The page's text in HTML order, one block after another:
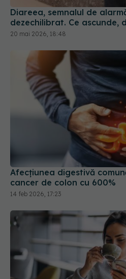
Afecțiunea digestivă
cancer de colon cu 600%